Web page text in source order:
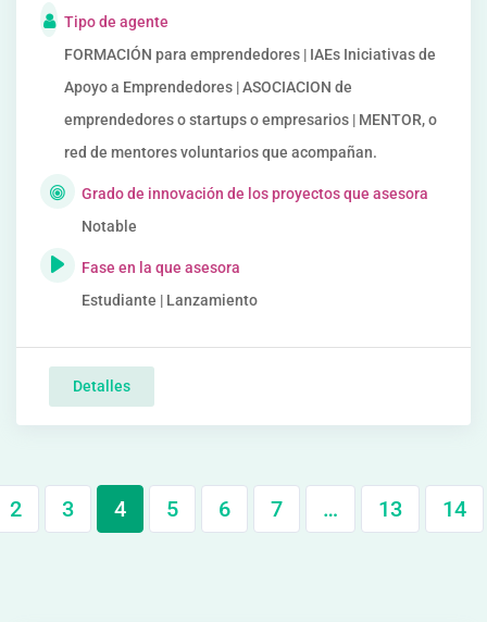
Tipo de agente
FORMACIÓN para emprendedores | IAEs Iniciativas de
Apoyo a Emprendedores | ASOCIACION de
emprendedores o startups o empresarios | MENTOR, o
red de mentores voluntarios que acompañan.
Grado de innovación de los proyectos que asesora
Notable
Fase en la que asesora
Estudiante | Lanzamiento
Detalles
2 3 4 5 6 7 … 13 14